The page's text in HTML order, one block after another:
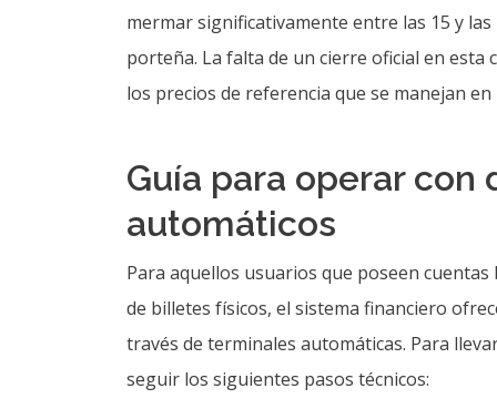
mermar significativamente entre las 15 y
porteña. La falta de un cierre oficial en esta
los precios de referencia que se manejan
Guía para operar con
automáticos
Para aquellos usuarios que poseen
de billetes físicos, el sistema financiero
través de terminales automáticas. Para
seguir los siguientes pasos técnicos: